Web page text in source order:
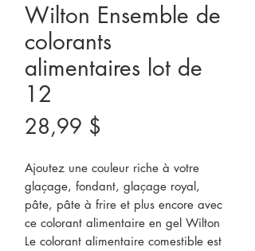
Wilton Ensemble de
colorants
alimentaires lot de
12
28,99 $
Ajoutez une couleur riche à votre
glaçage, fondant, glaçage royal,
pâte, pâte à frire et plus encore avec
ce colorant alimentaire en gel Wilton
Le colorant alimentaire comestible est